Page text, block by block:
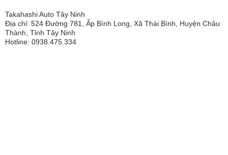
Takahashi Auto Tây Ninh
Địa chỉ: 524 Đường 781, Ấp Bình Long, Xã Thái Bình, Huyện Châu
Thành, Tỉnh Tây Ninh
Hotline: 0938.475.334